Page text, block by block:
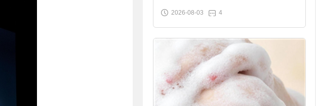
合金筷子大促：19.9元
2026-08-03 4